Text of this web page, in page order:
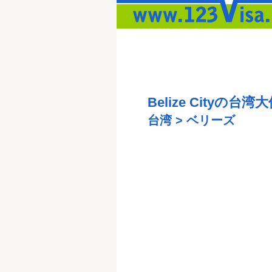
Belize Cityの台湾大
台湾 > ベリーズ